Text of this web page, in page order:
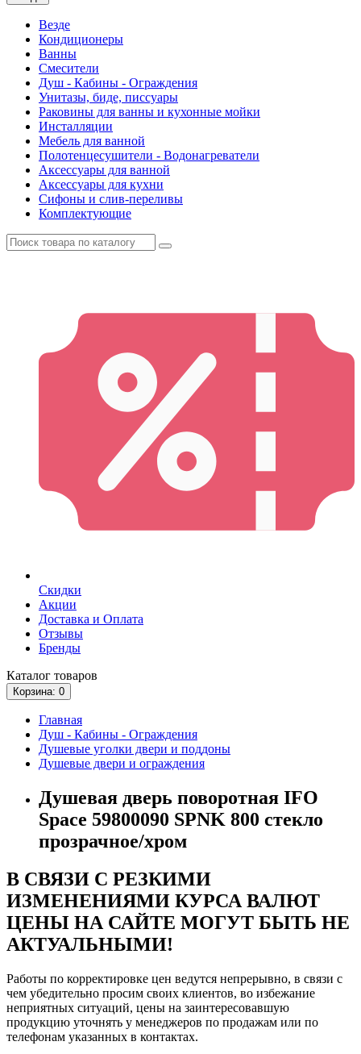
Везде
Кондиционеры
Ванны
Смесители
Душ - Кабины - Ограждения
Унитазы, биде, писсуары
Раковины для ванны и кухонные мойки
Инсталляции
Мебель для ванной
Полотенцесушители - Водонагреватели
Аксессуары для ванной
Аксессуары для кухни
Сифоны и слив-переливы
Комплектующие
Скидки
Акции
Доставка и Оплата
Отзывы
Бренды
Каталог товаров
Корзина: 0
Главная
Душ - Кабины - Ограждения
Душевые уголки двери и поддоны
Душевые двери и ограждения
Душевая дверь поворотная IFO
Space 59800090 SPNK 800 стекло
прозрачное/хром
В СВЯЗИ С РЕЗКИМИ
ИЗМЕНЕНИЯМИ КУРСА ВАЛЮТ
ЦЕНЫ НА САЙТЕ МОГУТ БЫТЬ НЕ
АКТУАЛЬНЫМИ!
Работы по корректировке цен ведутся непрерывно, в связи с
чем убедительно просим своих клиентов, во избежание
неприятных ситуаций, цены на заинтересовавшую
продукцию уточнять у менеджеров по продажам или по
телефонам указанных в контактах.